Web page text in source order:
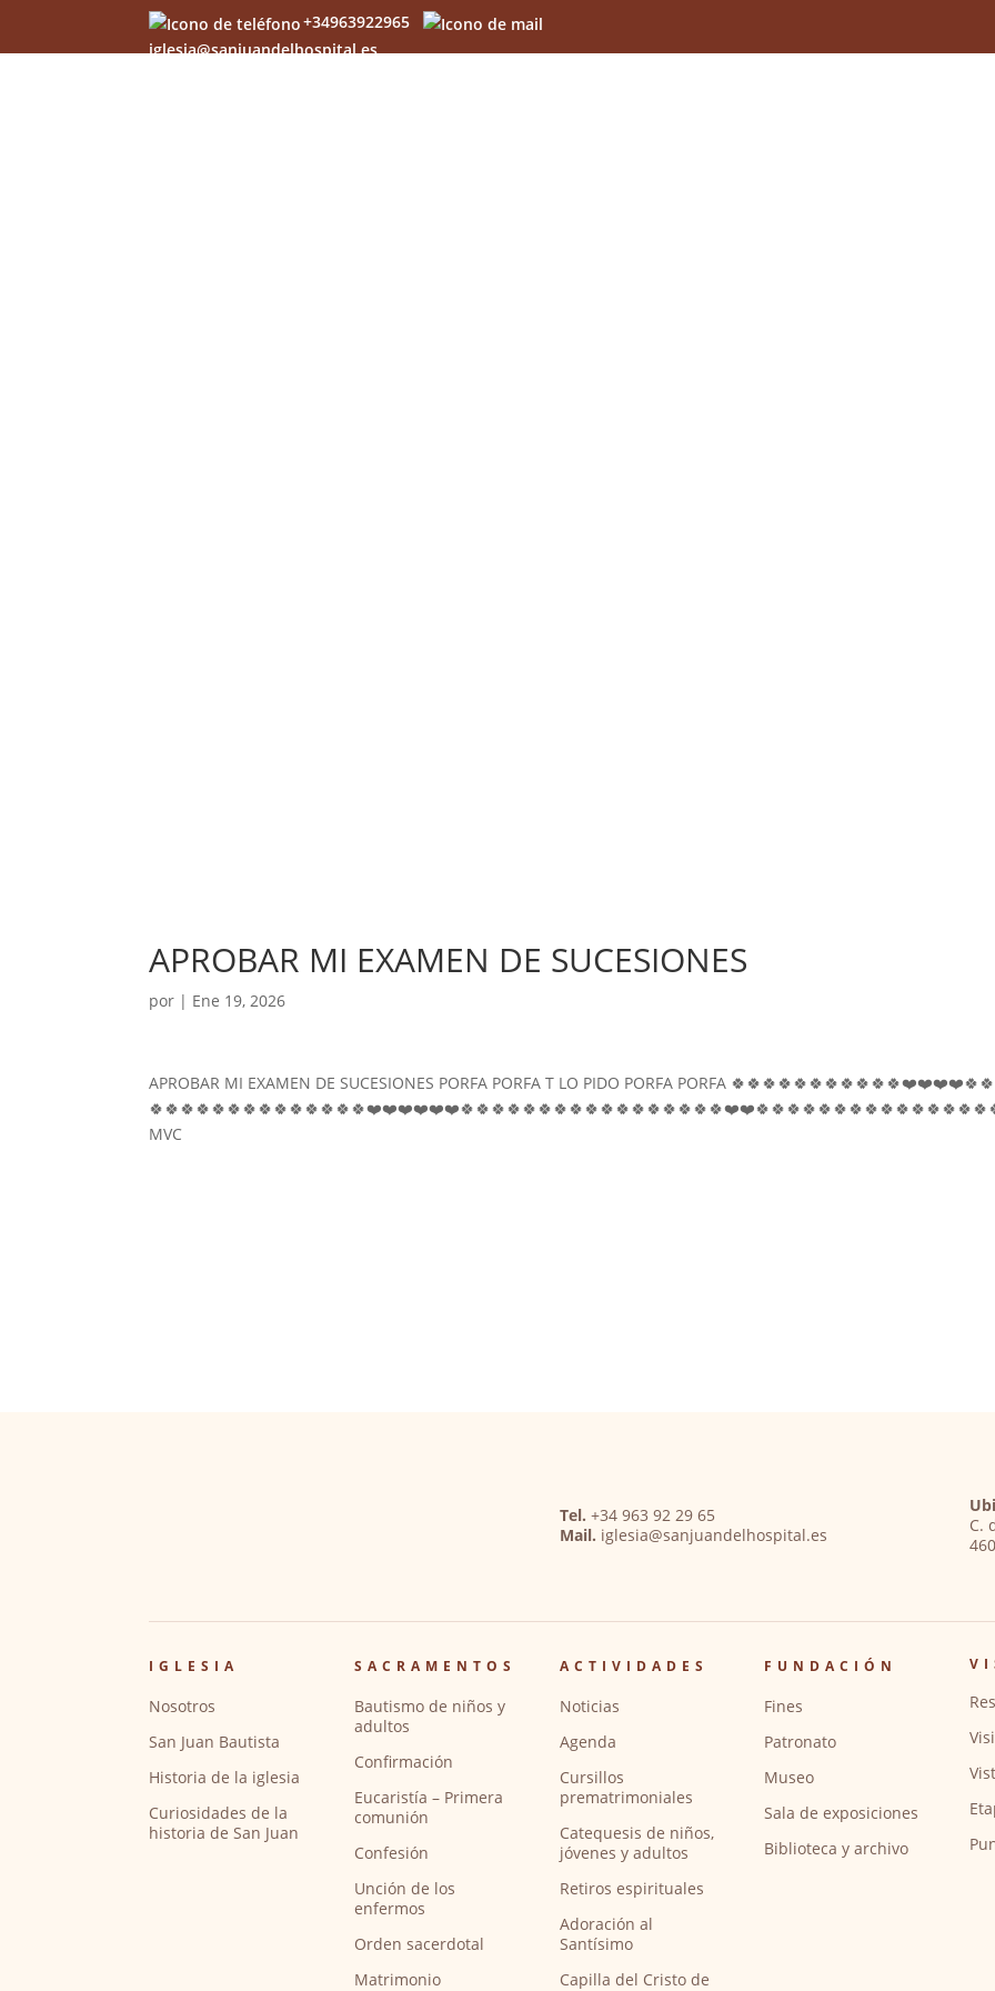
+34963922965
iglesia@sanjuandelhospital.es
APROBAR MI EXAMEN DE SUCESIONES
por | Ene 19, 2026
APROBAR MI EXAMEN DE SUCESIONES PORFA PORFA T LO PIDO PORFA PORFA
MVC
Tel. +34 963 92 29 65
Mail. iglesia@sanjuandelhospital.es
C.
IGLESIA
Nosotros
San Juan Bautista
Historia de la iglesia
Curiosidades de la
historia de San Juan
SACRAMENTOS
Bautismo de niños y
adultos
Confirmación
Eucaristía – Primera
comunión
Confesión
Unción de los
enfermos
Orden sacerdotal
Matrimonio
ACTIVIDADES
Noticias
Agenda
Cursillos
prematrimoniales
Catequesis de niños,
jóvenes y adultos
Retiros espirituales
Adoración al
Santísimo
Capilla del Cristo de
FUNDACIÓN
Fines
Patronato
Museo
Sala de exposiciones
Biblioteca y archivo